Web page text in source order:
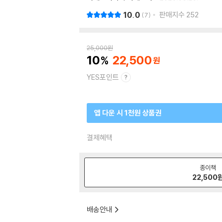
10.0 7 판매지수 252
25,000원
10 22,500
YES포인트
앱 다운 시 1천원 상품권
결제혜택
종이책
22,500
배송안내